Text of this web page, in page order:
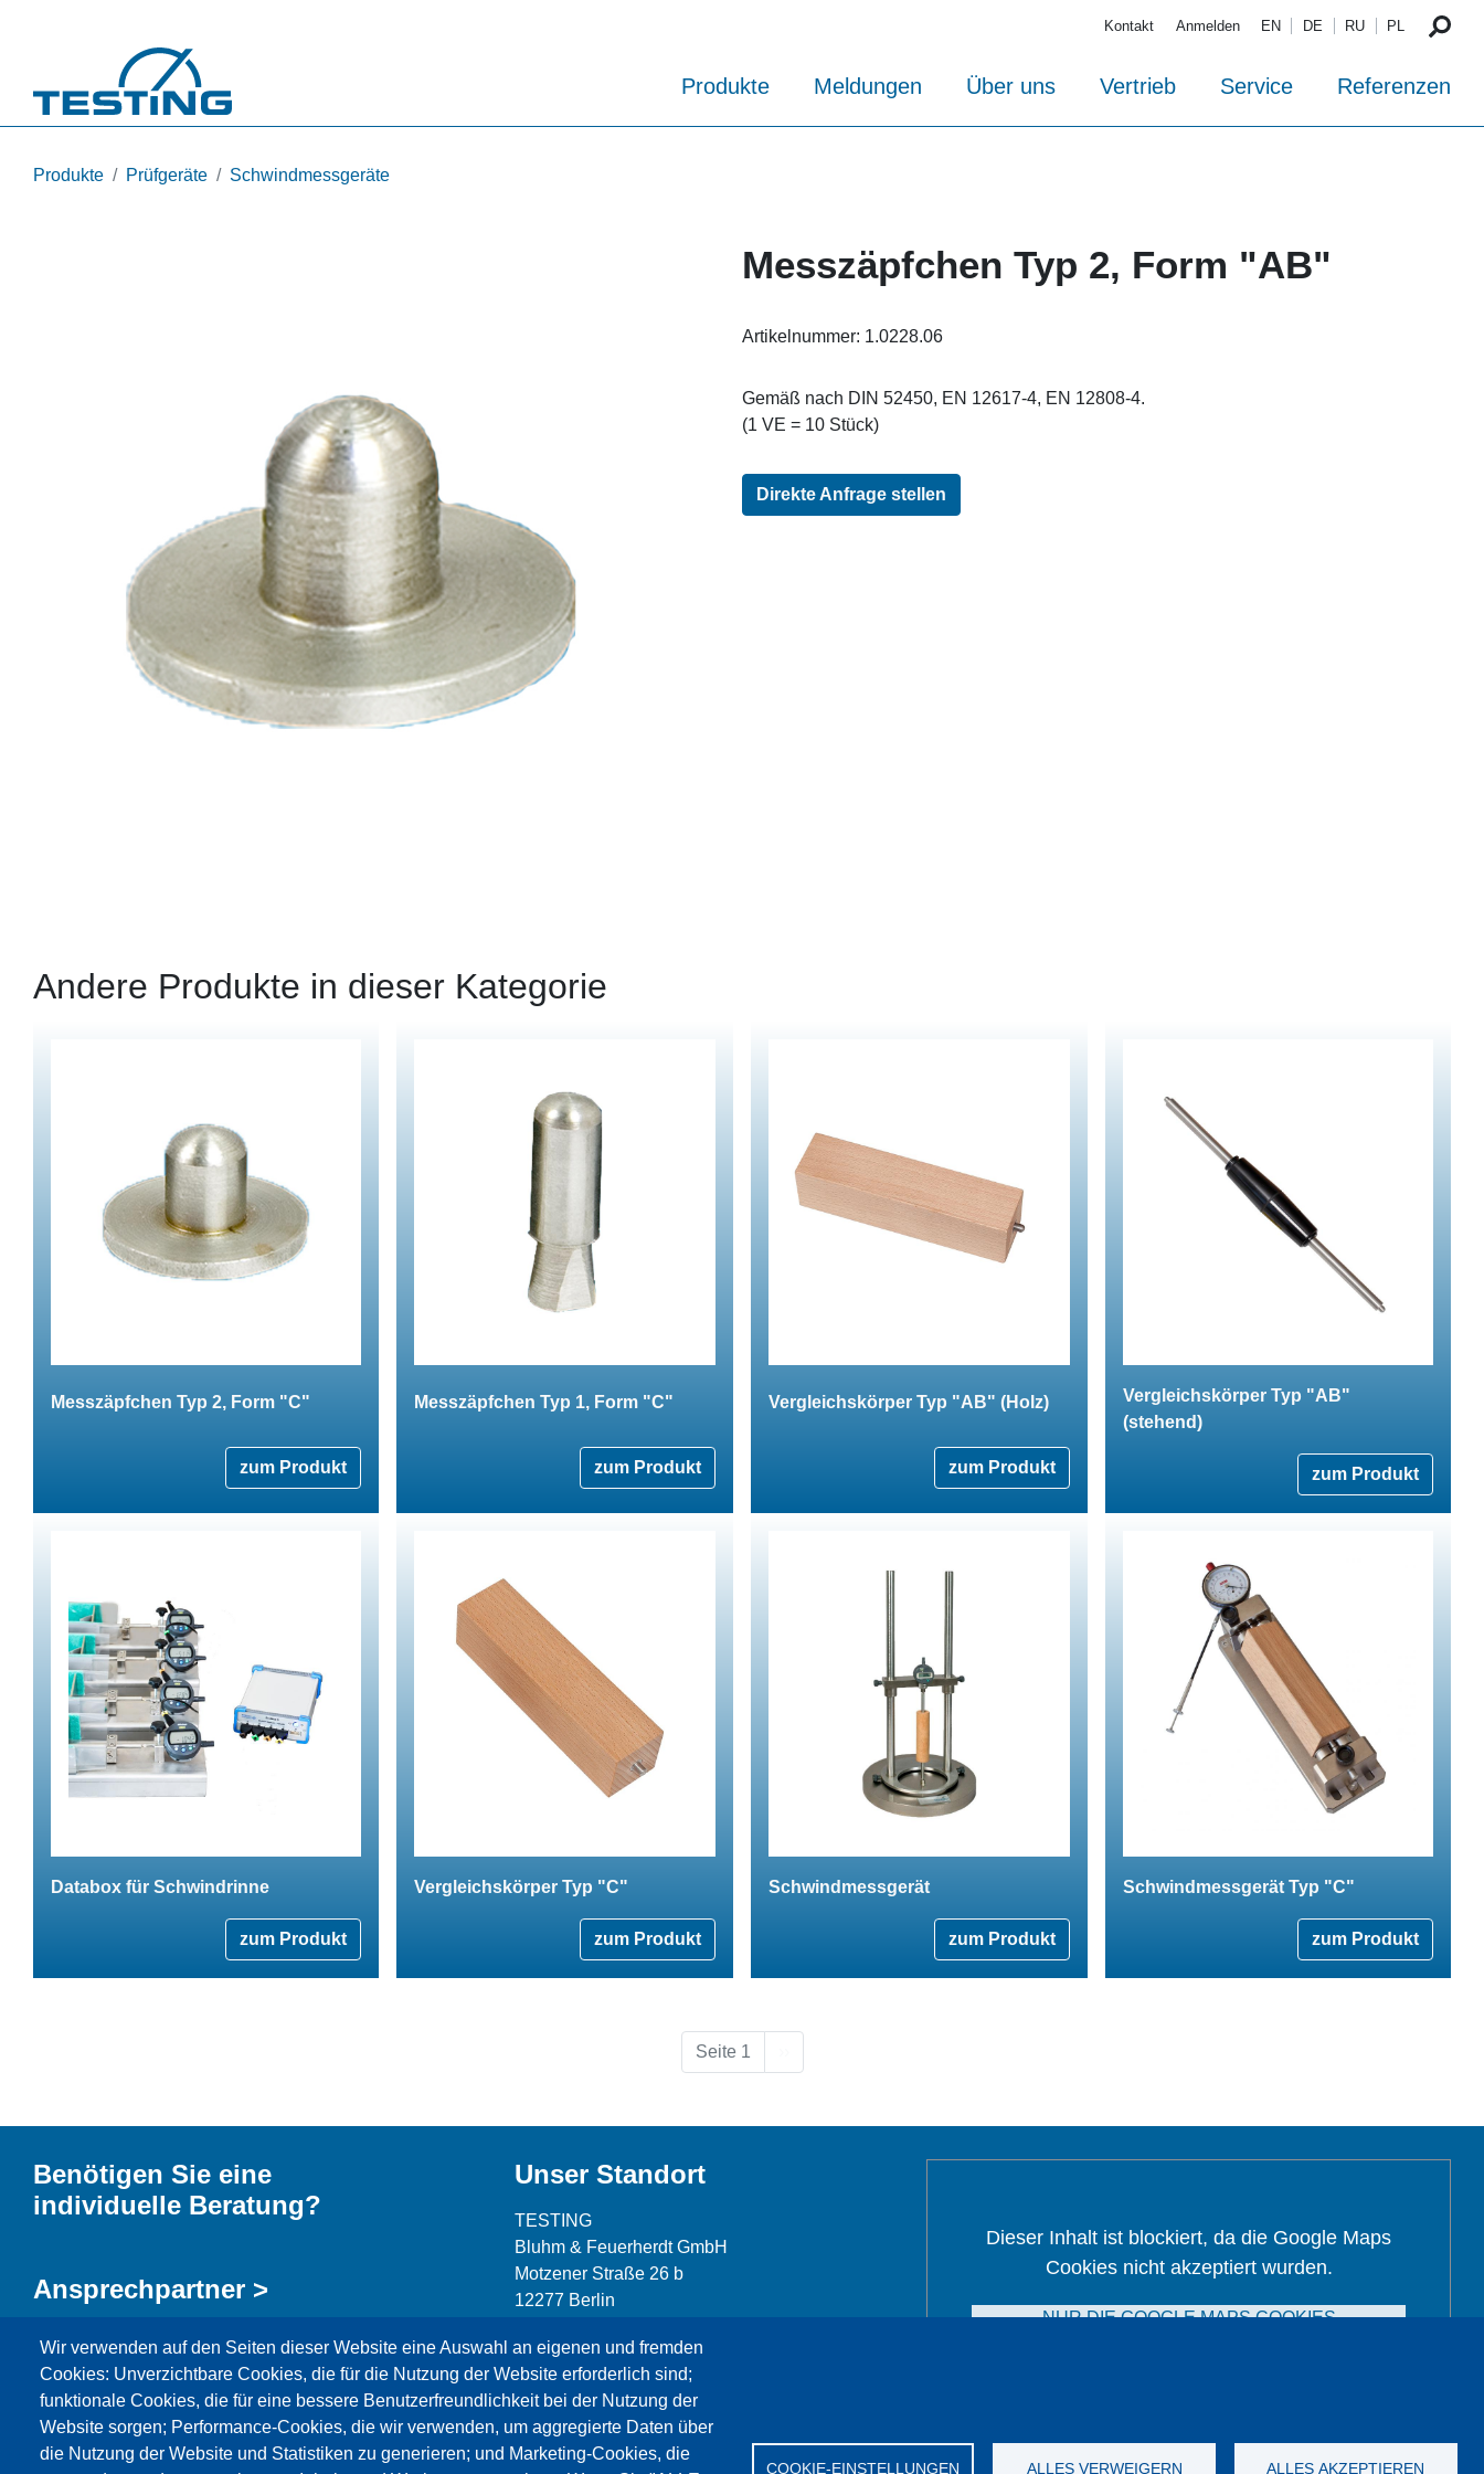
Kontakt Anmelden EN DE RU PL
Produkte Meldungen Über uns Vertrieb Service Referenzen
Produkte Prüfgeräte Schwindmessgeräte
Messzäpfchen Typ 2, Form "AB"
Artikelnummer: 1.0228.06
Gemäß nach DIN 52450, EN 12617-4, EN 12808-4.
(1 VE = 10 Stück)
Direkte Anfrage stellen
Andere Produkte in dieser Kategorie
Messzäpfchen Typ 2, Form "C"
zum Produkt
Messzäpfchen Typ 1, Form "C"
zum Produkt
Vergleichskörper Typ "AB" (Holz)
zum Produkt
Vergleichskörper Typ "AB"
(stehend)
zum Produkt
Databox für Schwindrinne
zum Produkt
Vergleichskörper Typ "C"
zum Produkt
Schwindmessgerät
zum Produkt
Schwindmessgerät Typ "C"
zum Produkt
Seite 1
Wir verwenden auf den Seiten dieser Website eine Auswahl an eigenen und fremden
Cookies: Unverzichtbare Cookies, die für die Nutzung der Website erforderlich sind;
funktionale Cookies, die für eine bessere Benutzerfreundlichkeit bei der Nutzung der
Website sorgen; Performance-Cookies, die wir verwenden, um aggregierte Daten über
die Nutzung der Website und Statistiken zu generieren; und Marketing-Cookies, die
COOKIE-EINSTELLUNGEN ALLES VERWEIGERN ALLES AKZEPTIEREN
Benötigen Sie eine
individuelle Beratung?
Ansprechpartner >
Kontaktformular >
Unser Standort
TESTING
Bluhm & Feuerherdt GmbH
Motzener Straße 26 b
12277 Berlin
Telefax: +49 30 7109645-98
info@testing.de
Dieser Inhalt ist blockiert, da die Google Maps
Cookies nicht akzeptiert wurden.
NUR DIE GOOGLE MAPS COOKIES